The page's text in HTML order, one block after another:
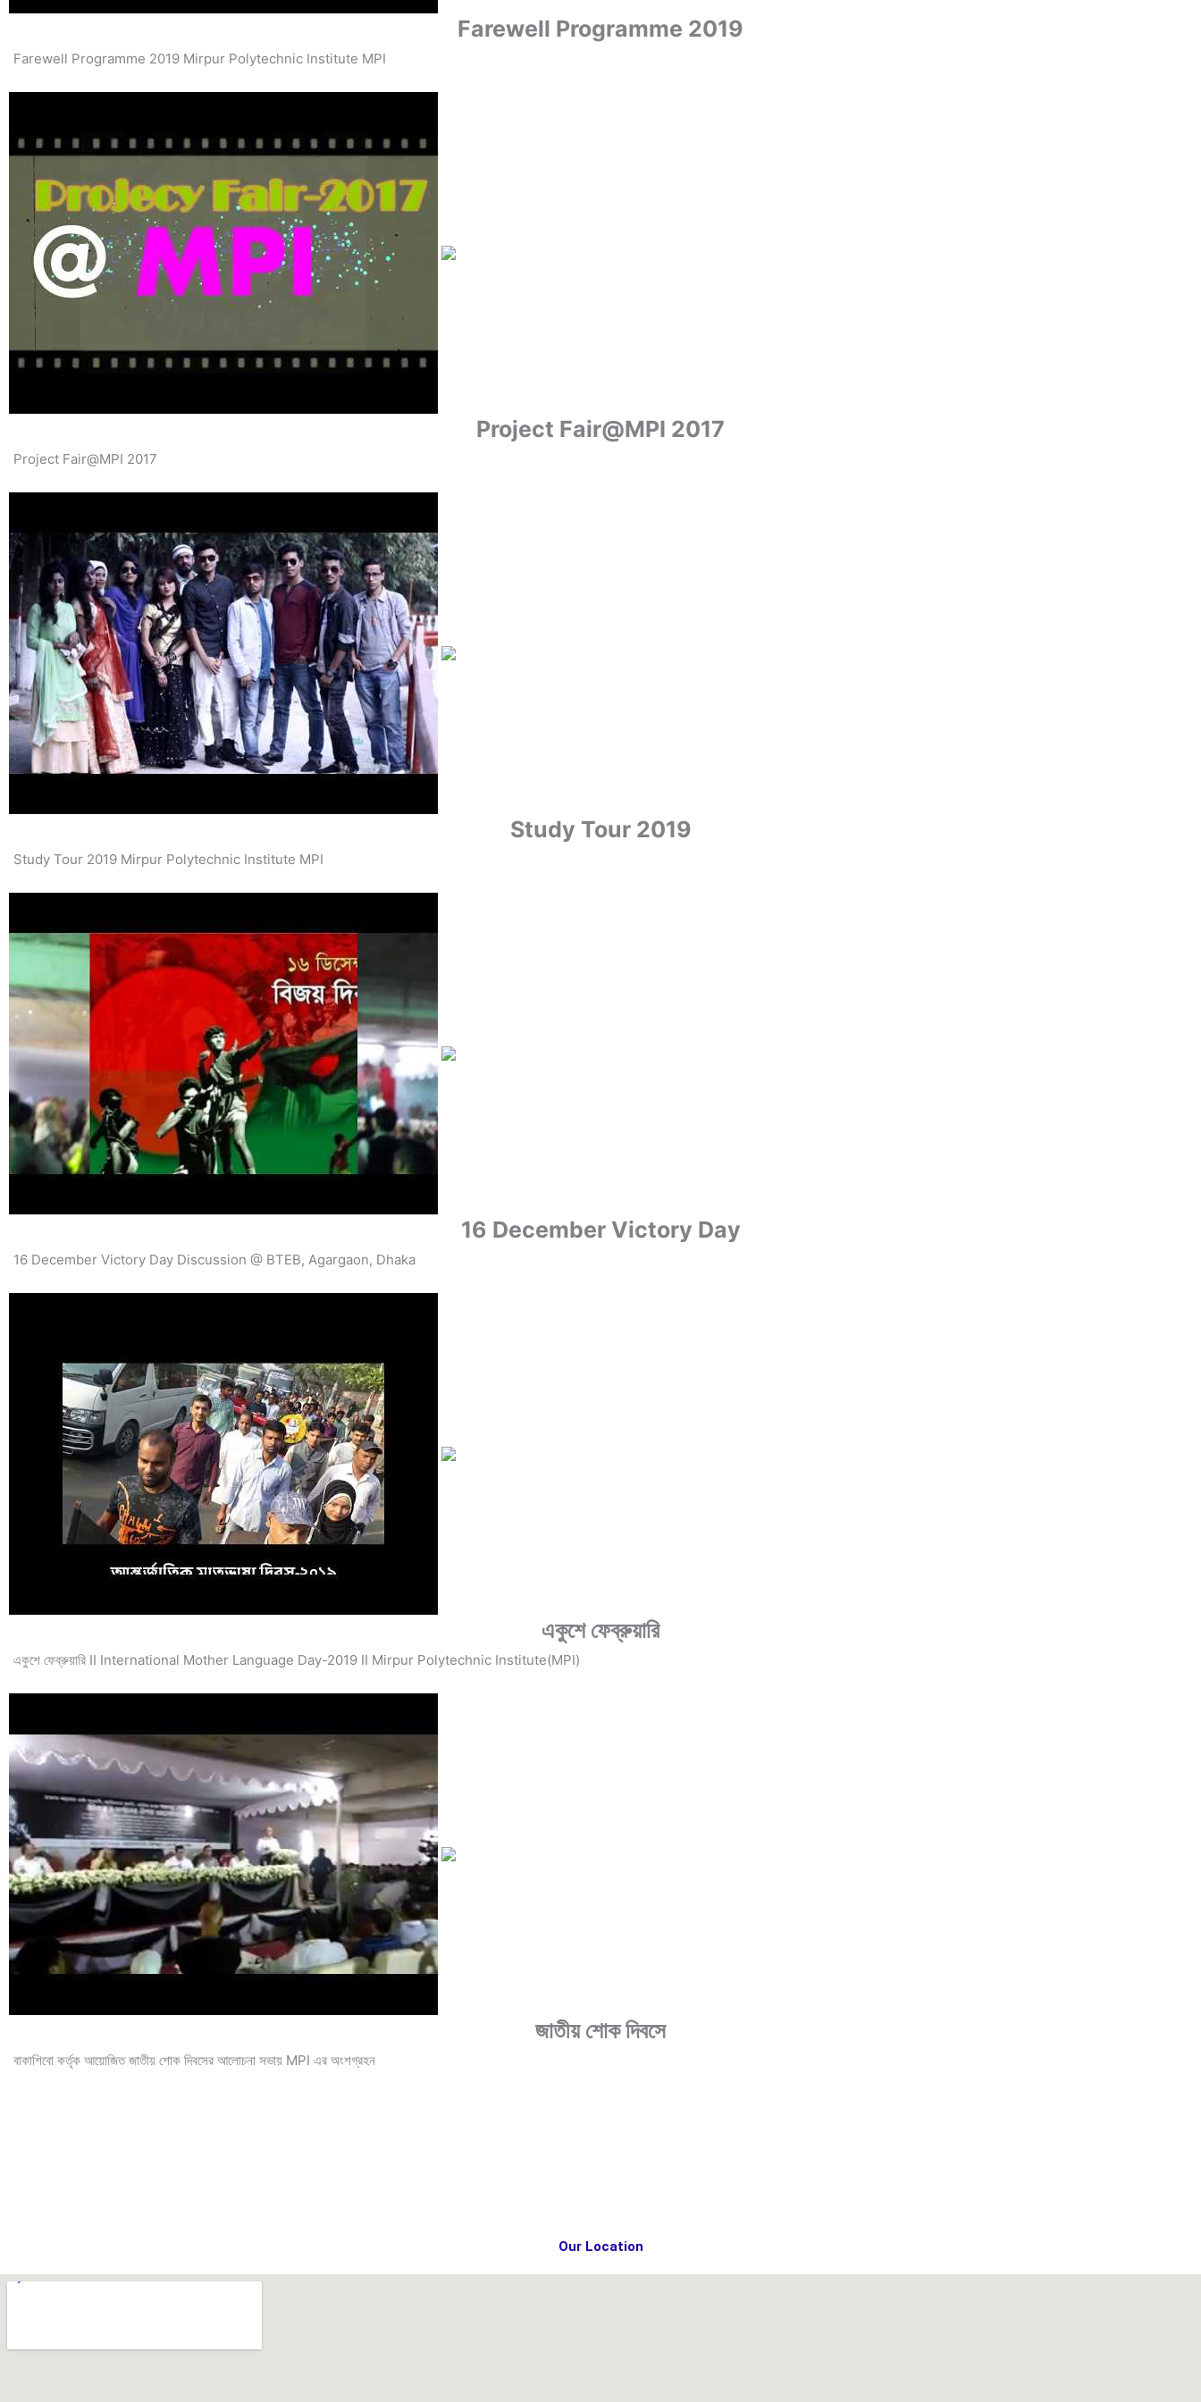
Farewell Programme 2019
Farewell Programme 2019 Mirpur Polytechnic Institute MPI
Project Fair@MPI 2017
Project Fair@MPI 2017
Study Tour 2019
Study Tour 2019 Mirpur Polytechnic Institute MPI
16 December Victory Day
16 December Victory Day Discussion @ BTEB, Agargaon, Dhaka
একুশে ফেব্রুয়ারি
একুশে ফেব্রুয়ারি II International Mother Language Day-2019 II Mirpur Polytechnic Institute(MPI)
জাতীয় শোক দিবসে
বাকাশিবো কর্তৃক আয়োজিত জাতীয় শোক দিবসের আলোচনা সভায় MPI এর অংশগ্রহন
Our Location